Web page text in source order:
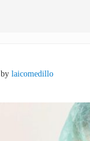
bylaicomedillo